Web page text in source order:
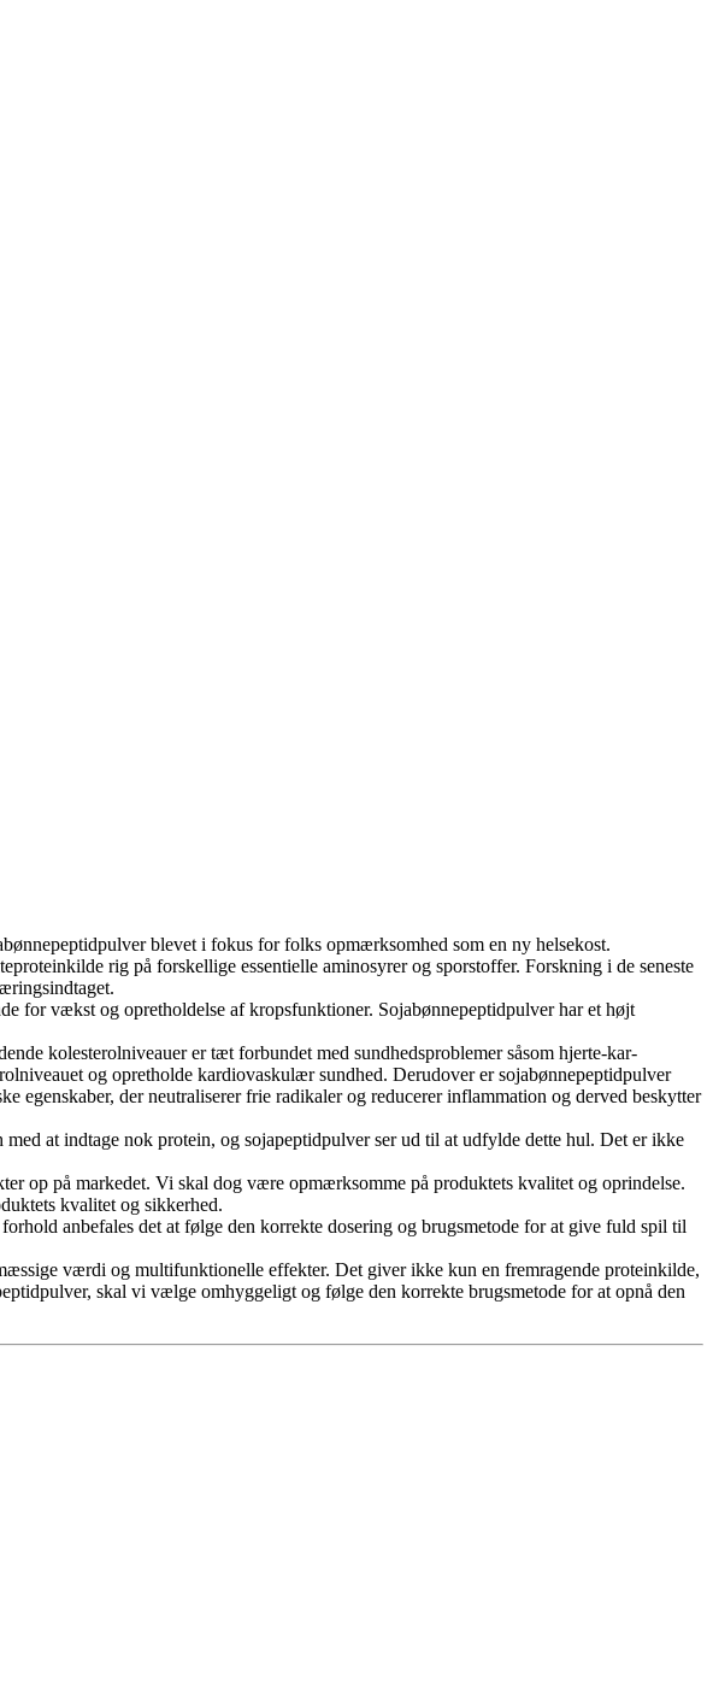
blevet i fokus for folks opmærksomhed som en ny helsekost.
rig på forskellige essentielle aminosyrer og sporstoffer. Forskning i de seneste
for vækst og opretholdelse af kropsfunktioner. Sojabønnepeptidpulver har et højt
kolesterolniveauer er tæt forbundet med sundhedsproblemer såsom hjerte-kar-
og opretholde kardiovaskulær sundhed. Derudover er sojabønnepeptidpulver
der neutraliserer frie radikaler og reducerer inflammation og derved beskytter
at indtage nok protein, og sojapeptidpulver ser ud til at udfylde dette hul. Det er ikke
op på markedet. Vi skal dog være opmærksomme på produktets kvalitet og oprindelse.
kvalitet og sikkerhed.
anbefales det at følge den korrekte dosering og brugsmetode for at give fuld spil til
værdi og multifunktionelle effekter. Det giver ikke kun en fremragende proteinkilde,
skal vi vælge omhyggeligt og følge den korrekte brugsmetode for at opnå den